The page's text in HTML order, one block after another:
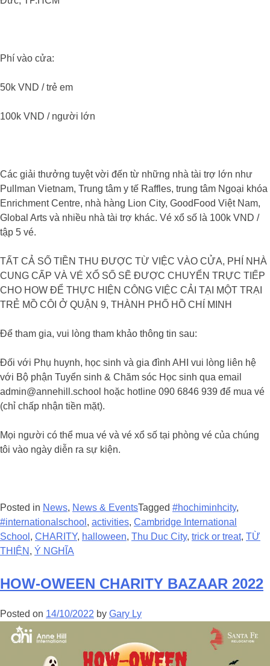
Phí vào cửa:
50k VND / trẻ em
100k VND / người lớn
Các giải thưởng tuyệt vời đến từ những nhà tài trợ lớn như
Pullman Vietnam, Trung tâm y tế Raffles, trung tâm Ngoại khóa
Enrichment Centre, nhà hàng Lion City, GoodFood Việt Nam,
Global Arts và nhiều nhà tài trợ khác. Vé xổ số là 100k VND /
tập 5 vé.
TẤT CẢ SỐ TIỀN THU ĐƯỢC TỪ VIỆC VÀO CỬA, PHÍ NHÀ
CUNG CẤP VÀ VÉ XỔ SỐ SẼ ĐƯỢC CHUYỂN TRỰC TIẾP
CHO HOW ĐỂ THỰC HIỆN CÔNG VIỆC CẢI TẠI MỘT TRẠI
TRẺ MỒ CÔI Ở QUẬN 9, THÀNH PHỐ HỒ CHÍ MINH
Để tham gia, vui lòng tham khảo thông tin sau:
Đối với Phụ huynh, học sinh và gia đình AHI vui lòng liên hệ
với Bộ phận Tuyển sinh & Chăm sóc Học sinh qua email
admin@annehill.school hoặc hotline 090 6846 939 để mua vé
(chỉ chấp nhận tiền mặt).
Mọi người có thể mua vé và vé xổ số tại phòng vé của chúng
tôi vào ngày diễn ra sự kiện.
Posted in News, News & EventsTagged #hochiminhcity,
#internationalschool , activities, Cambridge International
School , CHARITY, halloween, Thu Duc City, trick or treat, TỪ
THIỆN , Ý NGHĨA
HOW-OWEEN CHARITY BAZAAR 2022
Posted on 14/10/2022 by Gary Ly